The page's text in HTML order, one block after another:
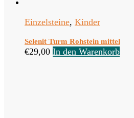
Einzelsteine, Kinder
Selenit Turm Rohstein mittel
€29,00 In den Warenkorb